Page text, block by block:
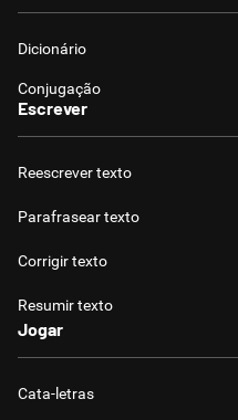
Dicionário
Conjugação
Escrever
Reescrever texto
Parafrasear texto
Corrigir texto
Resumir texto
Jogar
Cata-letras